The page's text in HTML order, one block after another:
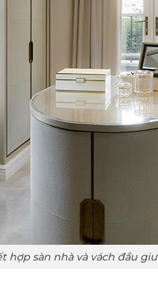
đầu giường gỗ